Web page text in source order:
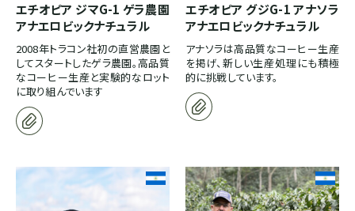
エチオピア ジマG-1 ゲラ農園
アナエロビックナチュラル
2008年トラコン社初の直営農園と
してスタートしたゲラ農園。高品質
なコーヒー生産と実験的なロット
に取り組んでいます
エチオピア グジG-1 アナソラ
アナエロビックナチュラル
アナソラは高品質なコーヒー生産
を掲げ、新しい生産処理にも積極
的に挑戦しています。
エルサルバドル
ニカラグア
ホンジュラス
パナマ